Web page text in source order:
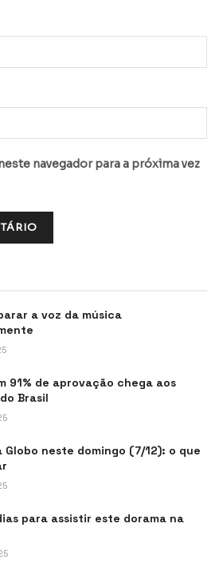
navegador para a próxima vez
a voz da música
91% de aprovação chega aos
Brasil
Globo neste domingo (7/12): o que
para assistir este dorama na